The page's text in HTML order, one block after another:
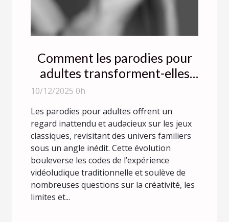
Comment les parodies pour
adultes transforment-elles
l'expérience des jeux
classiques ?
10/12/2025 0h
Les parodies pour adultes offrent un
regard inattendu et audacieux sur les jeux
classiques, revisitant des univers familiers
sous un angle inédit. Cette évolution
bouleverse les codes de l’expérience
vidéoludique traditionnelle et soulève de
nombreuses questions sur la créativité, les
limites et...